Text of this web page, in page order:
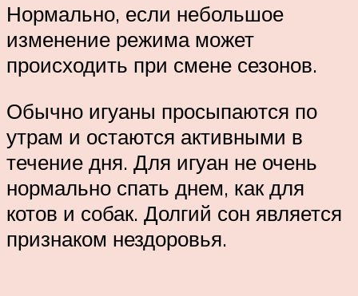
Нормально, если небольшое
изменение режима может
происходить при смене сезонов.
Обычно игуаны просыпаются по
утрам и остаются активными в
течение дня. Для игуан не очень
нормально спать днем, как для
котов и собак. Долгий сон является
признаком нездоровья.